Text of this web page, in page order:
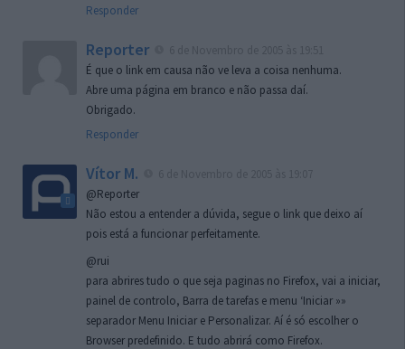
Responder
Reporter
É que o link em causa não ve leva a coisa nenhuma.
Abre uma página em branco e não passa daí.
Obrigado.
Responder
Vítor M.
@Reporter
Não estou a entender a dúvida, segue o link que deixo aí
pois está a funcionar perfeitamente.
@rui
para abrires tudo o que seja paginas no Firefox, vai a iniciar,
painel de controlo, Barra de tarefas e menu ‘Iniciar »»
separador Menu Iniciar e Personalizar. Aí é só escolher o
Browser predefinido. E tudo abrirá como Firefox.